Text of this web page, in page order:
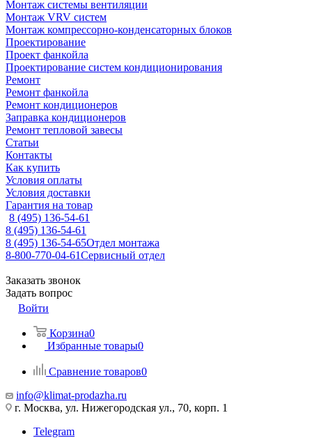
Монтаж системы вентиляции
Монтаж VRV систем
Монтаж компрессорно-конденсаторных блоков
Проектирование
Проект фанкойла
Проектирование систем кондиционирования
Ремонт
Ремонт фанкойла
Ремонт кондиционеров
Заправка кондиционеров
Ремонт тепловой завесы
Статьи
Контакты
Как купить
Условия оплаты
Условия доставки
Гарантия на товар
8 (495) 136-54-61
8 (495) 136-54-61
8 (495) 136-54-65Отдел монтажа
8-800-770-04-61Сервисный отдел
Заказать звонок
Задать вопрос
Войти
Корзина0
Избранные товары0
Сравнение товаров0
info@klimat-prodazha.ru
г. Москва, ул. Нижегородская ул., 70, корп. 1
Telegram